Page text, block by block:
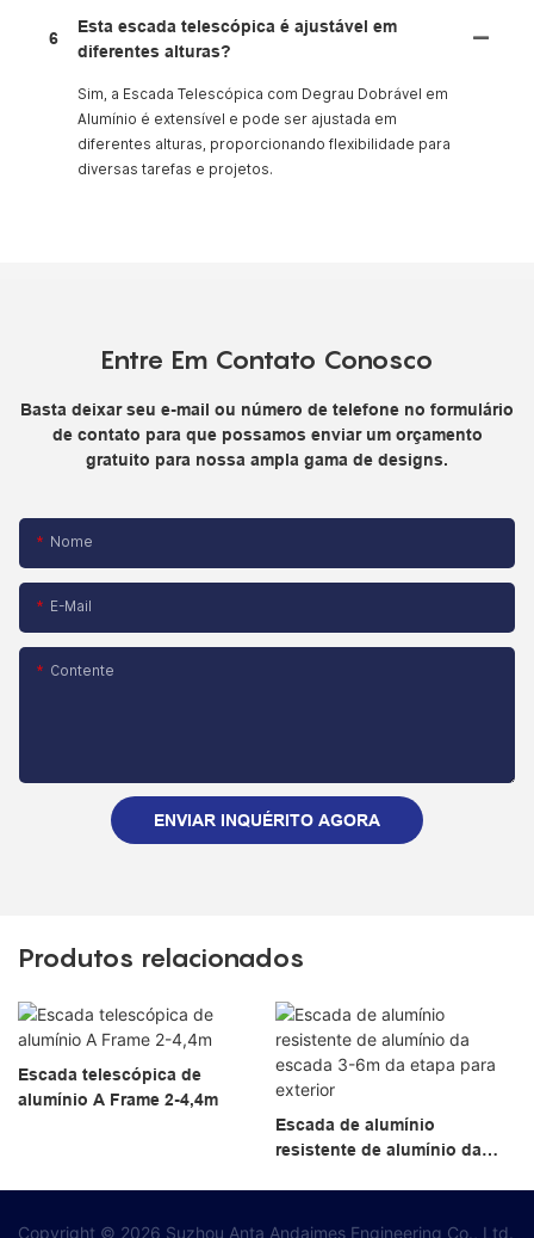
6
Esta escada telescópica é ajustável em
diferentes alturas?
Sim, a Escada Telescópica com Degrau Dobrável em
Alumínio é extensível e pode ser ajustada em
diferentes alturas, proporcionando flexibilidade para
diversas tarefas e projetos.
Entre Em Contato Conosco
Basta deixar seu e-mail ou número de telefone no formulário
de contato para que possamos enviar um orçamento
gratuito para nossa ampla gama de designs.
Nome
E-Mail
Contente
ENVIAR INQUÉRITO AGORA
Produtos relacionados
Escada telescópica de
alumínio A Frame 2-4,4m
Escada de alumínio
resistente de alumínio da
Copyright © 2026 Suzhou Anta Andaimes Engineering Co., Ltd.